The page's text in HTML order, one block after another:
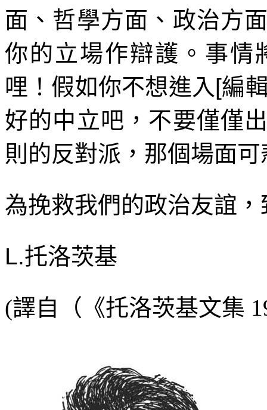
面、哲學方面、政治方
你的立場作辯護。事情
哩！假如你不想進入[編
好的中立吧，不要僅僅
則的反對派，那個場面
為挽救我們的政治友誼
L.托洛茨基
(譯自（《托洛茨基文集